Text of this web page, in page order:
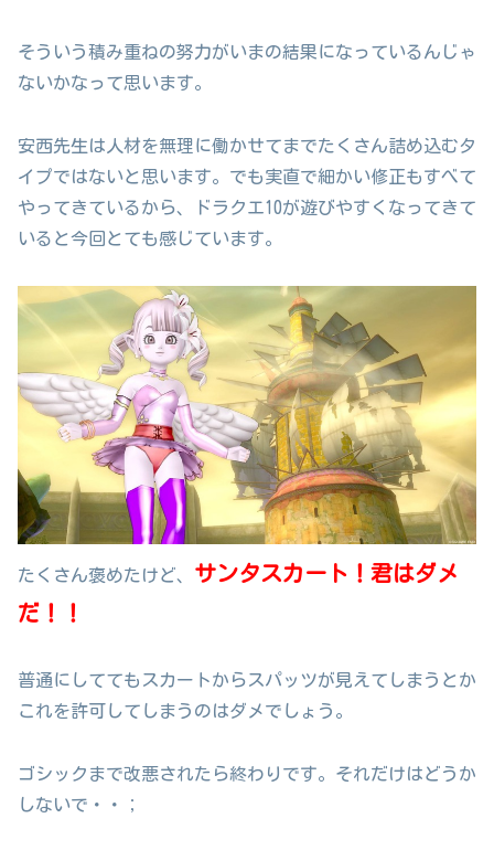
そういう積み重ねの努力がいまの結果になっているんじゃ
ないかなって思います。
安西先生は人材を無理に働かせてまでたくさん詰め込むタ
イプではないと思います。でも実直で細かい修正もすべて
やってきているから、ドラクエ10が遊びやすくなってきて
いると今回とても感じています。
たくさん褒めたけど、 サンタスカート！君はダメ
だ！！
普通にしててもスカートからスパッツが見えてしまうとか
これを許可してしまうのはダメでしょう。
ゴシックまで改悪されたら終わりです。それだけはどうか
しないで・・；